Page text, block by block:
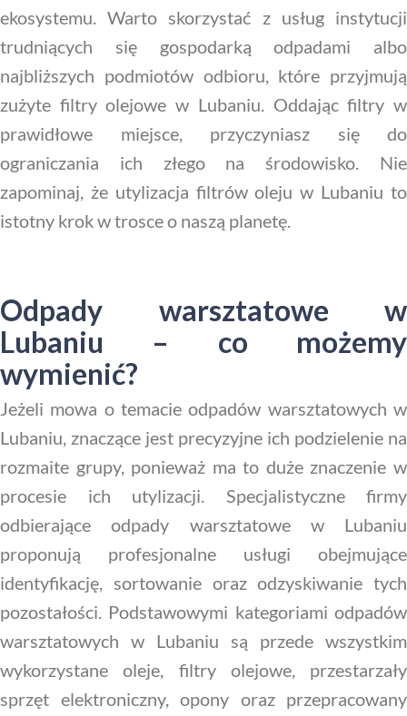
ekosystemu. Warto skorzystać z usług instytucji
trudniących się gospodarką odpadami albo
najbliższych podmiotów odbioru, które przyjmują
zużyte filtry olejowe w Lubaniu. Oddając filtry w
prawidłowe miejsce, przyczyniasz się do
ograniczania ich złego na środowisko. Nie
zapominaj, że utylizacja filtrów oleju w Lubaniu to
istotny krok w trosce o naszą planetę.
Odpady warsztatowe w
Lubaniu – co możemy
wymienić?
Jeżeli mowa o temacie odpadów warsztatowych w
Lubaniu, znaczące jest precyzyjne ich podzielenie na
rozmaite grupy, ponieważ ma to duże znaczenie w
procesie ich utylizacji. Specjalistyczne firmy
odbierające odpady warsztatowe w Lubaniu
proponują profesjonalne usługi obejmujące
identyfikację, sortowanie oraz odzyskiwanie tych
pozostałości. Podstawowymi kategoriami odpadów
warsztatowych w Lubaniu są przede wszystkim
wykorzystane oleje, filtry olejowe, przestarzały
sprzęt elektroniczny, opony oraz przepracowany